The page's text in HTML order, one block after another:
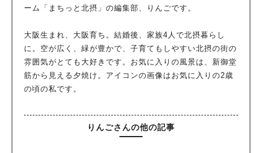
ーム「まちっと北摂」の編集部、りんごです。
大阪生まれ、大阪育ち。結婚後、家族4人で北摂暮らし
に。空が広く、緑が豊かで、子育てもしやすい北摂の街の
雰囲気がとても大好きです。お気に入りの風景は、新御堂
筋から見える夕焼け。アイコンの画像はお気に入りの2歳
の頃の私です。
りんごさんの他の記事